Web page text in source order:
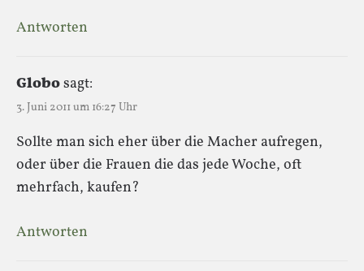
Antworten
Globosagt:
3. Juni 2011 um 16:27 Uhr
Sollte man sich eher über die Macher aufregen,
oder über die Frauen die das jede Woche, oft
mehrfach, kaufen?
Antworten